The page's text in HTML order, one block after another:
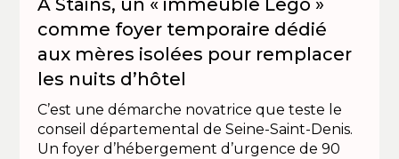
À Stains, un « immeuble Lego »
comme foyer temporaire dédié
aux mères isolées pour remplacer
les nuits d’hôtel
C’est une démarche novatrice que teste le
conseil départemental de Seine-Saint-Denis.
Un foyer d’hébergement d’urgence de 90